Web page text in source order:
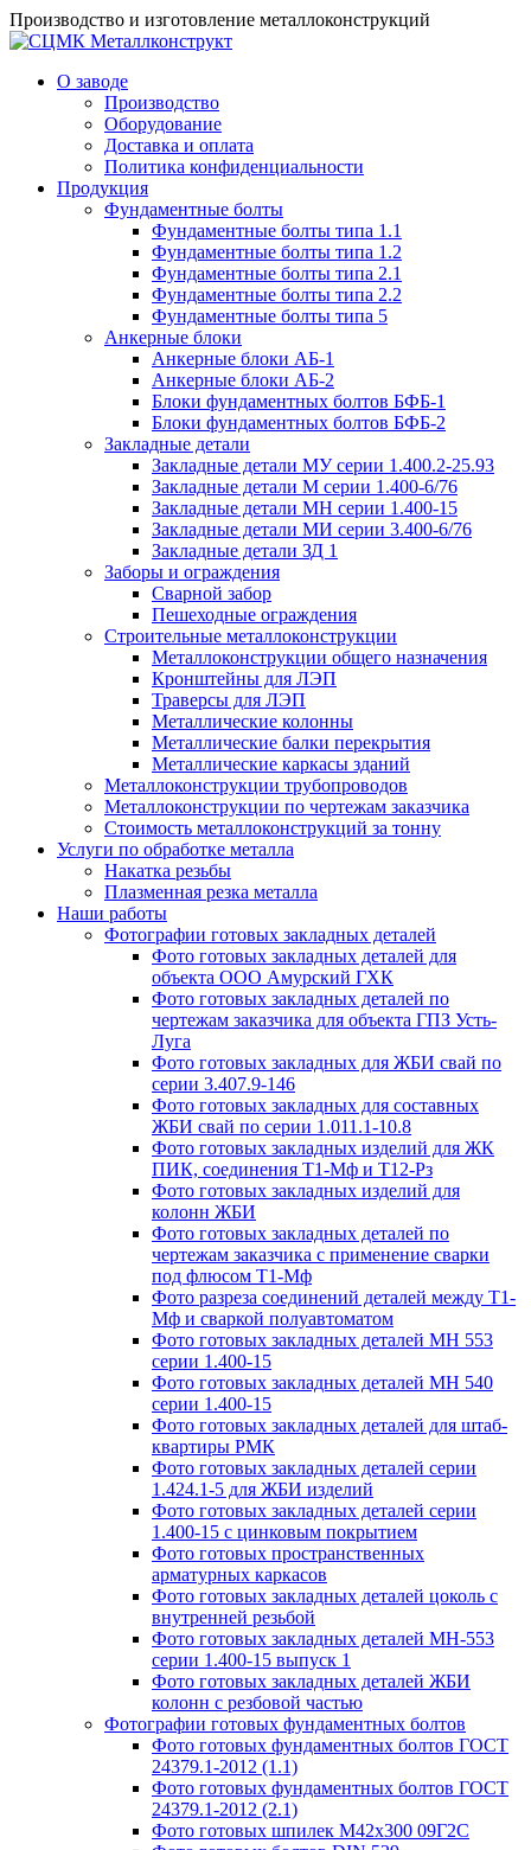
Производство и изготовление металлоконструкций
О заводе
Производство
Оборудование
Доставка и оплата
Политика конфиденциальности
Продукция
Фундаментные болты
Фундаментные болты типа 1.1
Фундаментные болты типа 1.2
Фундаментные болты типа 2.1
Фундаментные болты типа 2.2
Фундаментные болты типа 5
Анкерные блоки
Анкерные блоки АБ-1
Анкерные блоки АБ-2
Блоки фундаментных болтов БФБ-1
Блоки фундаментных болтов БФБ-2
Закладные детали
Закладные детали МУ серии 1.400.2-25.93
Закладные детали М серии 1.400-6/76
Закладные детали МН серии 1.400-15
Закладные детали МИ серии 3.400-6/76
Закладные детали ЗД 1
Заборы и ограждения
Сварной забор
Пешеходные ограждения
Строительные металлоконструкции
Металлоконструкции общего назначения
Кронштейны для ЛЭП
Траверсы для ЛЭП
Металлические колонны
Металлические балки перекрытия
Металлические каркасы зданий
Металлоконструкции трубопроводов
Металлоконструкции по чертежам заказчика
Cтоимость металлоконструкций за тонну
Услуги по обработке металла
Накатка резьбы
Плазменная резка металла
Наши работы
Фотографии готовых закладных деталей
Фото готовых закладных деталей для
объекта ООО Амурский ГХК
Фото готовых закладных деталей по
чертежам заказчика для объекта ГПЗ Усть-
Луга
Фото готовых закладных для ЖБИ свай по
серии 3.407.9-146
Фото готовых закладных для составных
ЖБИ свай по серии 1.011.1-10.8
Фото готовых закладных изделий для ЖК
ПИК, соединения Т1-Мф и Т12-Рз
Фото готовых закладных изделий для
колонн ЖБИ
Фото готовых закладных деталей по
чертежам заказчика с применение сварки
под флюсом Т1-Мф
Фото разреза соединений деталей между Т1-
Мф и сваркой полуавтоматом
Фото готовых закладных деталей МН 553
серии 1.400-15
Фото готовых закладных деталей МН 540
серии 1.400-15
Фото готовых закладных деталей для штаб-
квартиры РМК
Фото готовых закладных деталей серии
1.424.1-5 для ЖБИ изделий
Фото готовых закладных деталей серии
1.400-15 с цинковым покрытием
Фото готовых пространственных
арматурных каркасов
Фото готовых закладных деталей цоколь с
внутренней резьбой
Фото готовых закладных деталей МН-553
серии 1.400-15 выпуск 1
Фото готовых закладных деталей ЖБИ
колонн с резбовой частью
Фотографии готовых фундаментных болтов
Фото готовых фундаментных болтов ГОСТ
24379.1-2012 (1.1)
Фото готовых фундаментных болтов ГОСТ
24379.1-2012 (2.1)
Фото готовых шпилек М42х300 09Г2С